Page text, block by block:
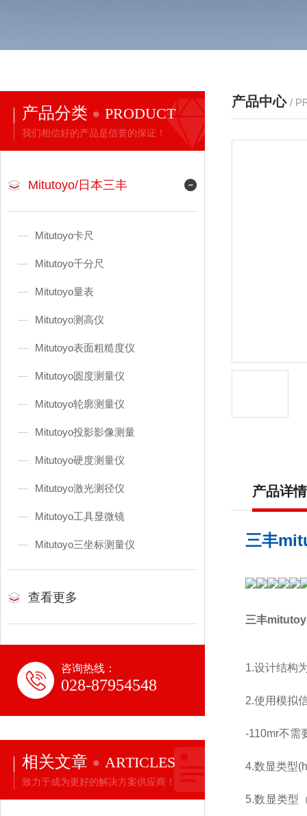
产品分类 PRODUCT
我们相信好的产品是信誉的保证！
Mitutoyo/日本三丰
Mitutoyo卡尺
Mitutoyo千分尺
Mitutoyo量表
Mitutoyo测高仪
Mitutoyo表面粗糙度仪
Mitutoyo圆度测量仪
Mitutoyo轮廓测量仪
Mitutoyo投影影像测量
Mitutoyo硬度测量仪
Mitutoyo激光测径仪
Mitutoyo工具显微镜
Mitutoyo三坐标测量仪
查看更多
咨询热线：
028-87954548
相关文章 ARTICLES
致力于成为更好的解决方案供应商！
产品中心 /
产品详情
三丰
三丰
1.设计结构
2.使用模拟
-110mr不需
4.数显类型
5.数显类型